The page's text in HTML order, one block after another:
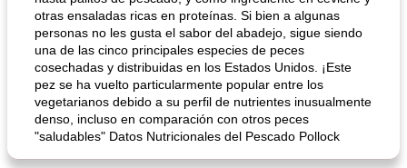
otras ensaladas ricas en proteínas. Si bien a algunas
personas no les gusta el sabor del abadejo, sigue siendo
una de las cinco principales especies de peces
cosechadas y distribuidas en los Estados Unidos. ¡Este
pez se ha vuelto particularmente popular entre los
vegetarianos debido a su perfil de nutrientes inusualmente
denso, incluso en comparación con otros peces
"saludables" Datos Nutricionales del Pescado Pollock